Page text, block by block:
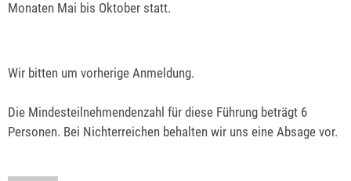
Monaten Mai bis Oktober statt.
Wir bitten um vorherige Anmeldung.
Die Mindesteilnehmendenzahl für diese Führung beträgt 6
Personen. Bei Nichterreichen behalten wir uns eine Absage vor.